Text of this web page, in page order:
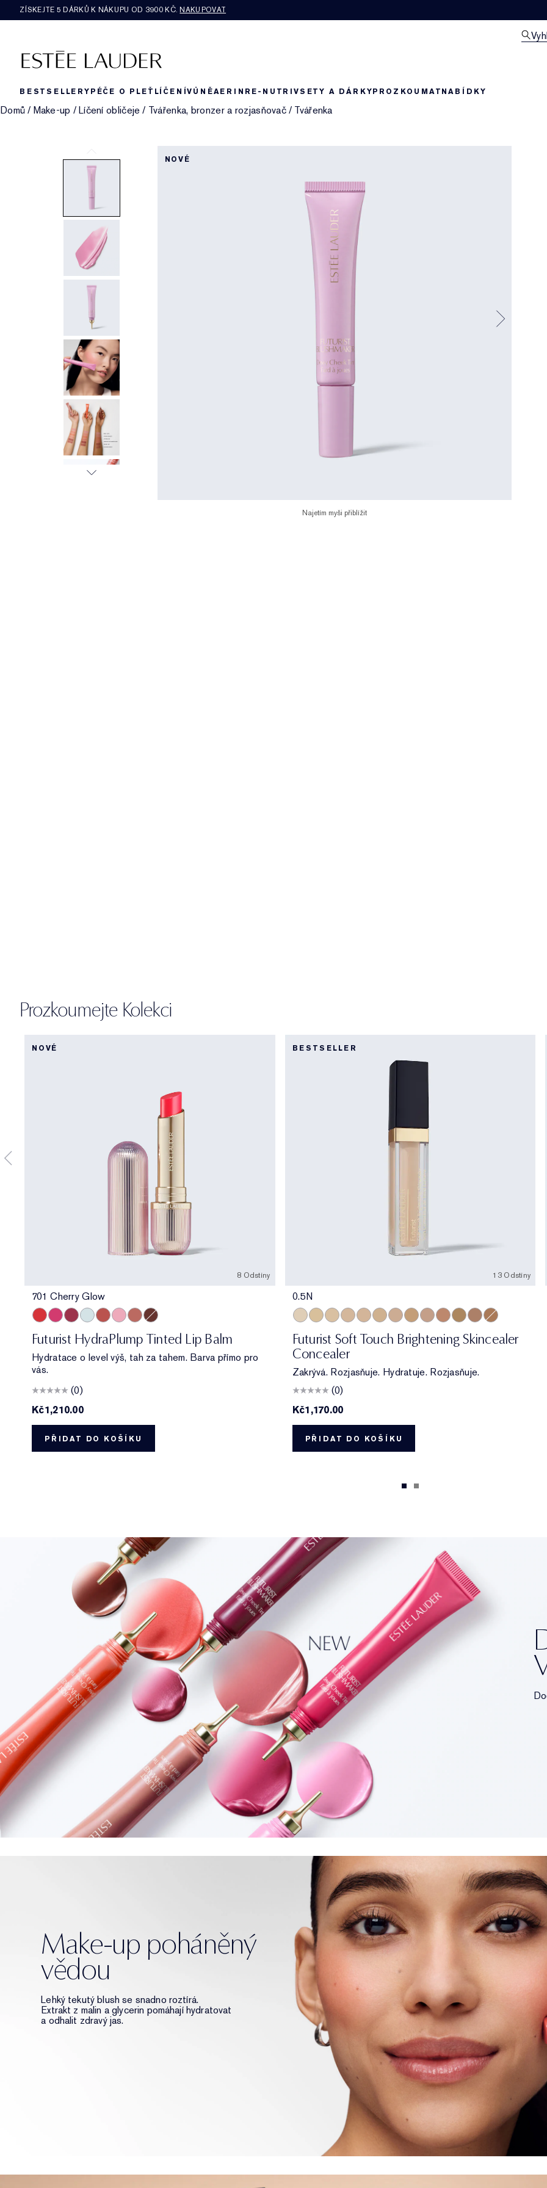
ZÍSKEJTE 5 DÁRKŮ K NÁKUPU OD 3900 KČ.NAKUPOVAT
BESTSELLERYPÉČE O PLEŤ LÍČENÍVŮNĚAERIN RE-NUTRIVSETY A DÁRKYPROZKOUMATNABÍDKY
Domů / Make-up /Líčení obličeje / Tvářenka, bronzer a rozjasňovač/ Tvářenka
NOVÉ
Najetím myši přiblížit
Prozkoumejte Kolekci
NOVÉ
8 Odstíny
701 Cherry Glow
Futurist HydraPlump Tinted Lip Balm
Hydratace o level výš, tah za tahem. Barva přímo pro
vás.
(0)
Kč1,210.00
PŘIDAT DO KOŠÍKU
BESTSELLER
13 Odstíny
0.5N
Futurist Soft Touch Brightening Skincealer
Concealer
Zakrývá. Rozjasňuje. Hydratuje. Rozjasňuje.
(0)
Kč1,170.00
PŘIDAT DO KOŠÍKU
Make-up poháněný
vědou
Lehký tekutý blush se snadno roztírá.
Extrakt z malin a glycerin pomáhají hydratovat
a odhalit zdravý jas.